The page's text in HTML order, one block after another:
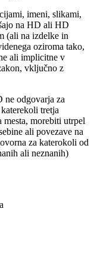
imeni, slikami,
na HD ali HD
(ali na izdelke in
oziroma tako,
ali implicitne v
vključno z
ne odgovarja za
tretja
mesta, morebiti utrpel
ali povezave na
za katerokoli od
ali neznanih)